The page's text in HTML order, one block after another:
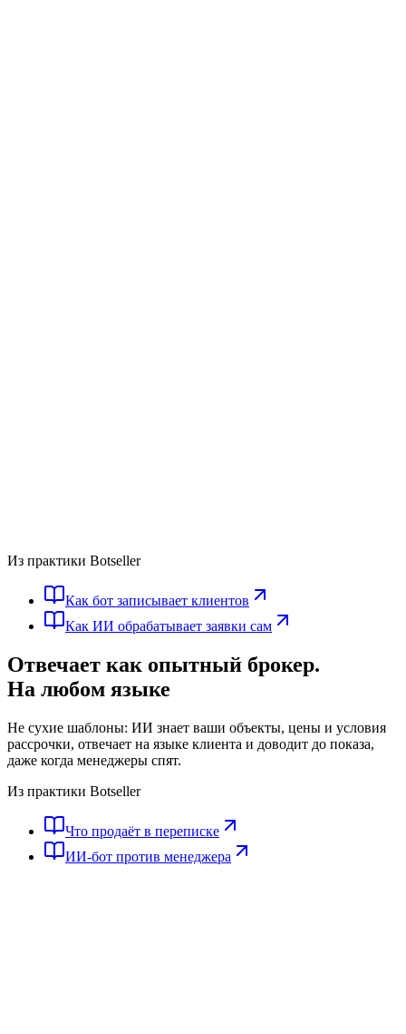
Из практики Botseller
Как бот записывает клиентов
Как ИИ обрабатывает заявки сам
Отвечает как опытный брокер.
На любом языке
Не сухие шаблоны: ИИ знает ваши объекты, цены и условия
рассрочки, отвечает на языке клиента и доводит до показа,
даже когда менеджеры спят.
Из практики Botseller
Что продаёт в переписке
ИИ-бот против менеджера